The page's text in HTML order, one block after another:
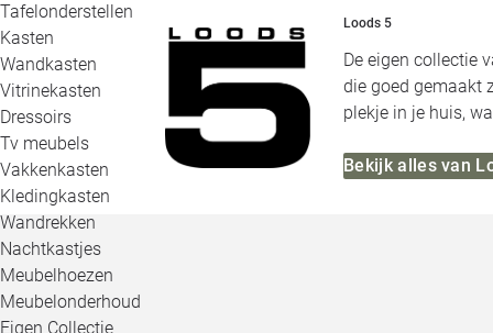
Tafelonderstellen
Kasten
Wandkasten
Vitrinekasten
Dressoirs
Tv meubels
Vakkenkasten
Kledingkasten
Wandrekken
Nachtkastjes
Meubelhoezen
Meubelonderhoud
Eigen Collectie
Loods 5
De eigen collectie
die goed gemaakt
plekje in je huis,
Bekijk alles van